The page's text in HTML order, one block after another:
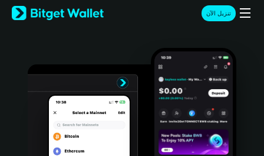
English
日本語
Türkçe
تنزيل الآن